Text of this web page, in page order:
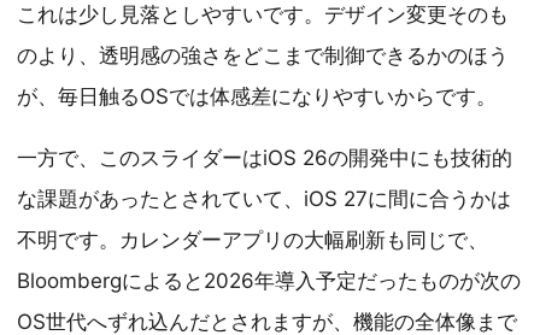
これは少し見落としやすいです。デザイン変更そのも
のより、透明感の強さをどこまで制御できるかのほう
が、毎日触るOSでは体感差になりやすいからです。
一方で、このスライダーはiOS 26の開発中にも技術的
な課題があったとされていて、iOS 27に間に合うかは
不明です。カレンダーアプリの大幅刷新も同じで、
Bloombergによると2026年導入予定だったものが次の
OS世代へずれ込んだとされますが、機能の全体像まで